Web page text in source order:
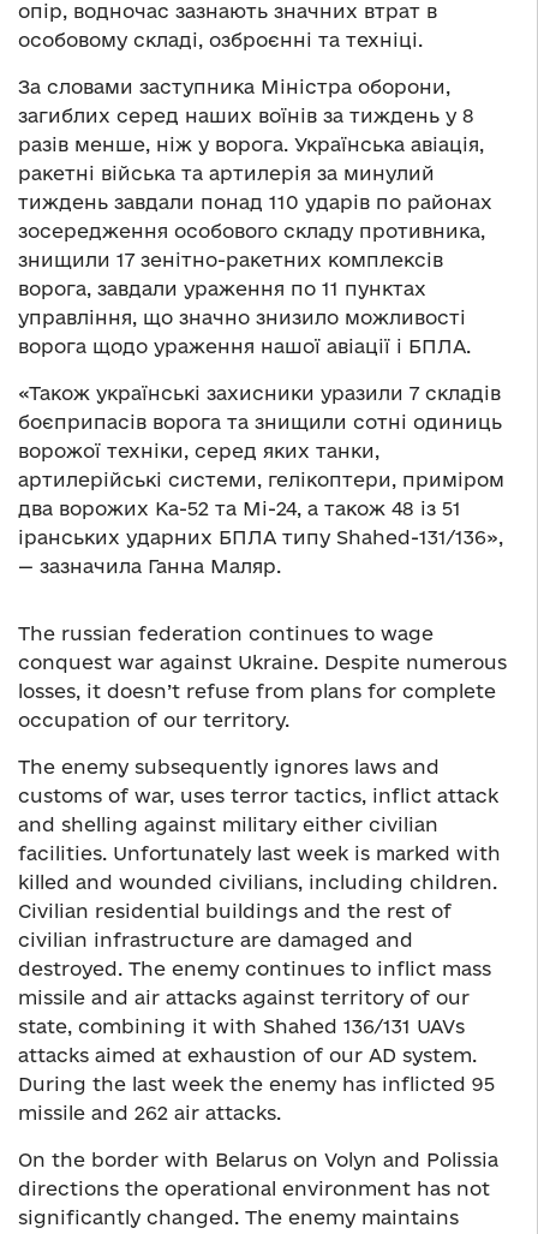
опір, водночас зазнають значних втрат в
особовому складі, озброєнні та техніці.
За словами заступника Міністра оборони,
загиблих серед наших воїнів за тиждень у 8
разів менше, ніж у ворога. Українська авіація,
ракетні війська та артилерія за минулий
тиждень завдали понад 110 ударів по районах
зосередження особового складу противника,
знищили 17 зенітно-ракетних комплексів
ворога, завдали ураження по 11 пунктах
управління, що значно знизило можливості
ворога щодо ураження нашої авіації і БПЛА.
«Також українські захисники уразили 7 складів
боєприпасів ворога та знищили сотні одиниць
ворожої техніки, серед яких танки,
артилерійські системи, гелікоптери, приміром
два ворожих Ка-52 та Мі-24, а також 48 із 51
іранських ударних БПЛА типу Shahed-131/136»,
— зазначила Ганна Маляр.
The russian federation continues to wage
conquest war against Ukraine. Despite numerous
losses, it doesn’t refuse from plans for complete
occupation of our territory.
The enemy subsequently ignores laws and
customs of war, uses terror tactics, inflict attack
and shelling against military either civilian
facilities. Unfortunately last week is marked with
killed and wounded civilians, including children.
Civilian residential buildings and the rest of
civilian infrastructure are damaged and
destroyed. The enemy continues to inflict mass
missile and air attacks against territory of our
state, combining it with Shahed 136/131 UAVs
attacks aimed at exhaustion of our AD system.
During the last week the enemy has inflicted 95
missile and 262 air attacks.
On the border with Belarus on Volyn and Polissia
directions the operational environment has not
significantly changed. The enemy maintains